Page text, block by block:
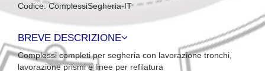
Codice: ComplessiSegheria-IT
BREVE DESCRIZIONE
Complessi completi per segheria con lavorazione tronchi,
lavorazione prismi e linee per refilatura